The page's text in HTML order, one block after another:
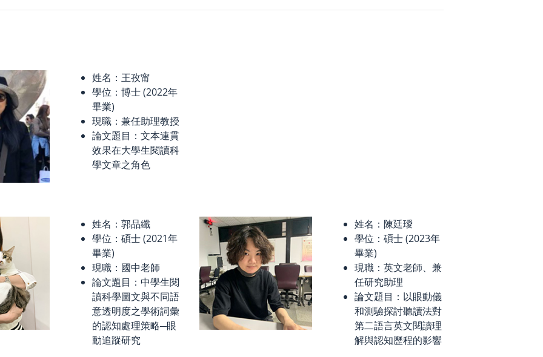
姓名：王孜甯
學位：博士 (2022年
畢業)
現職：兼任助理教授
論文題目：文本連貫
效果在大學生閱讀科
學文章之角色
姓名：郭品纖
學位：碩士 (2021年
畢業)
現職：國中老師
論文題目：中學生閱
讀科學圖文與不同語
意透明度之學術詞彙
的認知處理策略─眼
動追蹤研究
姓名：陳廷璦
學位：碩士 (2023年
畢業)
現職：英文老師、兼
任研究助理
論文題目：以眼動儀
和測驗探討聽讀法對
第二語言英文閱讀理
解與認知歷程的影響